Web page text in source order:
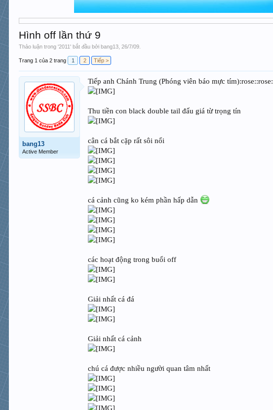
Hình off lần thứ 9
Thảo luận trong '2011' bắt đầu bởibang13 ,26/7/09
Trang 1 của 2 trang 1 2 Tiếp >
bang13
Active Member
Tiếp anh Chánh Trung (Phóng viên báo mực tím):rose::rose:
Thu tiền con black double tail đấu giá từ trọng tín
cân cá bắt cặp rất sôi nổi
cá cảnh cũng ko kém phần hấp dẫn
các hoạt động trong buổi off
Giải nhất cá đá
Giải nhất cá cảnh
chú cá được nhiều người quan tâm nhất